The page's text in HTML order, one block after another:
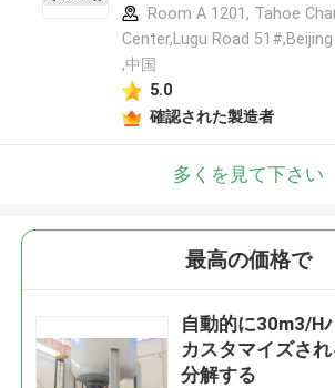
Room A 1201, Tahoe
Center,Lugu Road 51#,Beijing
,中国
5.0
確認された製造者
多くを見て下さい
最高の価格で
自動的に30m3/H
カスタマイズさ
分解する